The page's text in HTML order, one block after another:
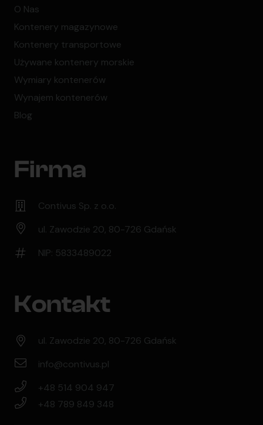
O Nas
Kontenery magazynowe
Kontenery transportowe
Używane kontenery morskie
Wymiary kontenerów
Wynajem kontenerów
Blog
Firma
Contivus Sp. z o.o.
ul. Zawodzie 20, 80-726 Gdańsk
NIP: 5833489022
Kontakt
ul. Zawodzie 20, 80-726 Gdańsk
info@contivus.pl
+48 514 904 947
+48 789 849 348